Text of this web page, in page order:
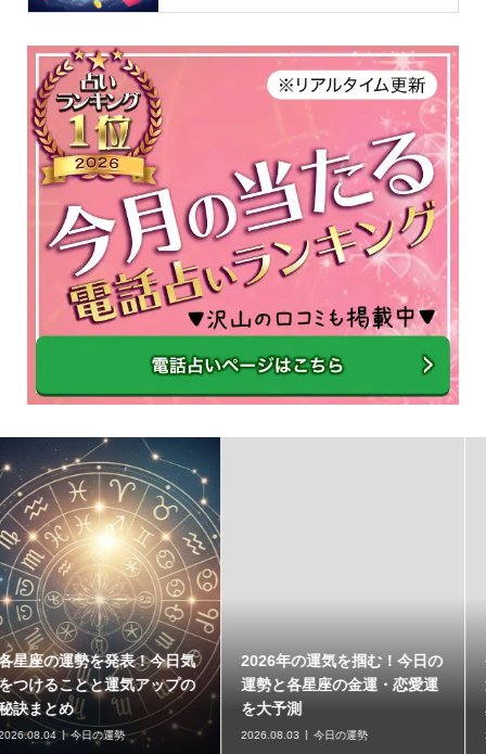
気
の
2026年の運気を掴む！今日の
運勢と各星座の金運・恋愛運
を大予測
2026.08.03 今日の運勢
今日の運勢ランキング！
運・金運・総合運が絶好
2026.08.02